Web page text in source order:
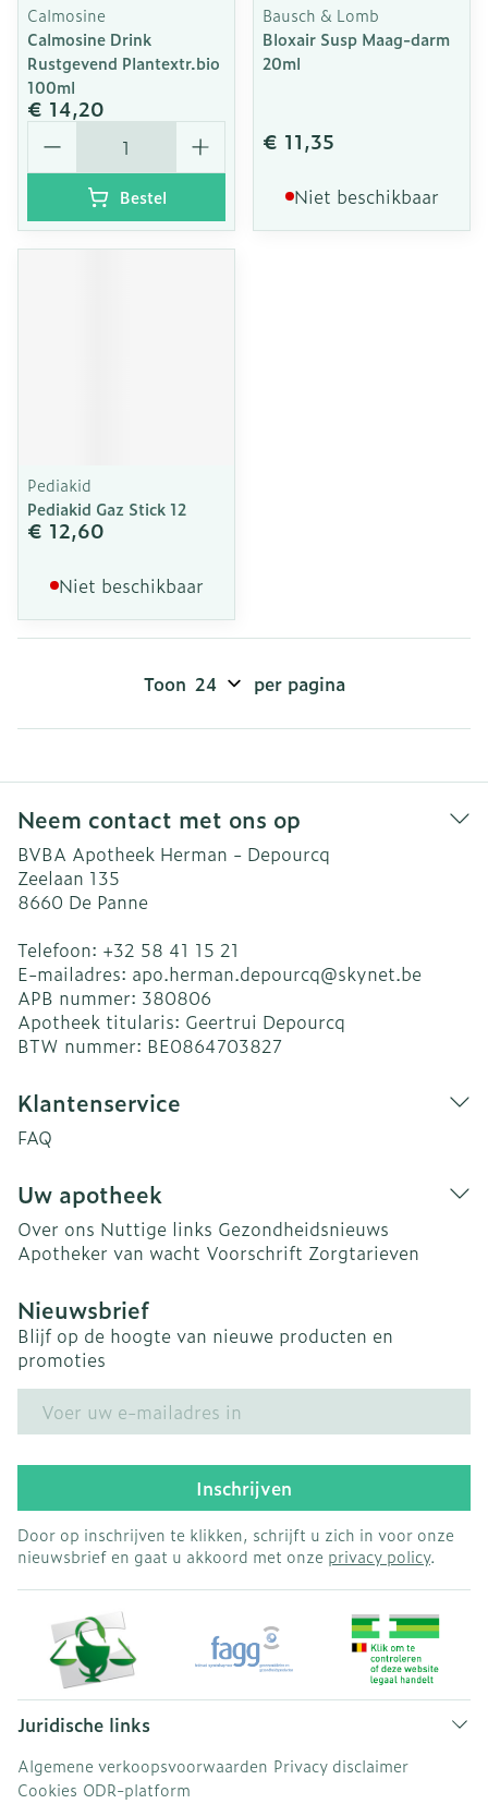
Calmosine
Calmosine Drink
Rustgevend Plantextr.bio
100ml
€ 14,20
Aantal
Bestel
Bausch & Lomb
Bloxair Susp Maag-darm
20ml
€ 11,35
Niet beschikbaar
Pediakid
Pediakid Gaz Stick 12
€ 12,60
Niet beschikbaar
Toon per pagina
Neem contact met ons op
BVBA Apotheek Herman - Depourcq
Zeelaan 135
8660 De Panne
Telefoon: +32 58 41 15 21
E-mailadres: apo.herman.depourcq@skynet.be
APB nummer: 380806
Apotheek titularis: Geertrui Depourcq
BTW nummer: BE0864703827
Klantenservice
FAQ
Uw apotheek
Over ons Nuttige links Gezondheidsnieuws
Apotheker van wacht Voorschrift Zorgtarieven
Nieuwsbrief
Blijf op de hoogte van nieuwe producten en
promoties
Inschrijven
Door op inschrijven te klikken, schrijft u zich in voor onze
nieuwsbrief en gaat u akkoord met onze privacy policy.
Juridische links
Algemene verkoopsvoorwaarden Privacy disclaimer
Cookies ODR-platform